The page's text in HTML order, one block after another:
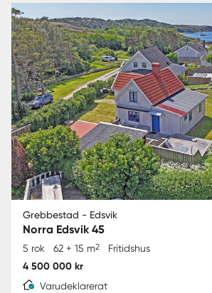
Grebbestad - Edsvik
Norra Edsvik 45
5 rok 62 + 15 m2 Fritidshus
4 500 000 kr
Varudeklarerat